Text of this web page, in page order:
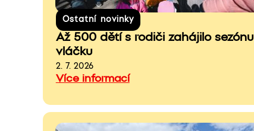
Ostatní novinky
Až 500 dětí s rodiči zahájilo sezónu
vláčku
2. 7. 2026
Více informací